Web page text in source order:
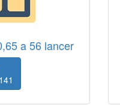
a 56 lancer